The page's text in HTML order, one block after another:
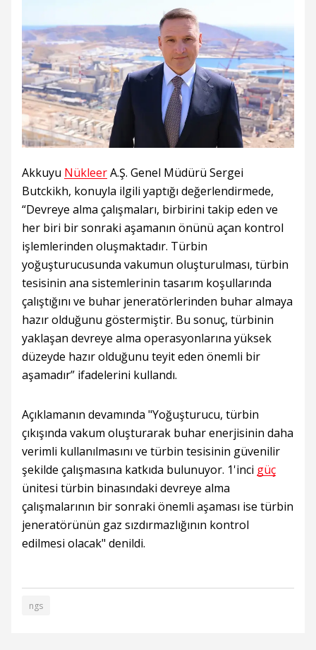
Akkuyu NükleerA.Ş. Genel Müdürü Sergei
Butckikh, konuyla ilgili yaptığı değerlendirmede,
“Devreye alma çalışmaları, birbirini takip eden ve
her biri bir sonraki aşamanın önünü açan kontrol
işlemlerinden oluşmaktadır. Türbin
yoğuşturucusunda vakumun oluşturulması, türbin
tesisinin ana sistemlerinin tasarım koşullarında
çalıştığını ve buhar jeneratörlerinden buhar almaya
hazır olduğunu göstermiştir. Bu sonuç, türbinin
yaklaşan devreye alma operasyonlarına yüksek
düzeyde hazır olduğunu teyit eden önemli bir
aşamadır” ifadelerini kullandı.
Açıklamanın devamında "Yoğuşturucu, türbin
çıkışında vakum oluşturarak buhar enerjisinin daha
verimli kullanılmasını ve türbin tesisinin güvenilir
şekilde çalışmasına katkıda bulunuyor. 1'inci güç
ünitesi türbin binasındaki devreye alma
çalışmalarının bir sonraki önemli aşaması ise türbin
jeneratörünün gaz sızdırmazlığının kontrol
edilmesi olacak" denildi.
ngs